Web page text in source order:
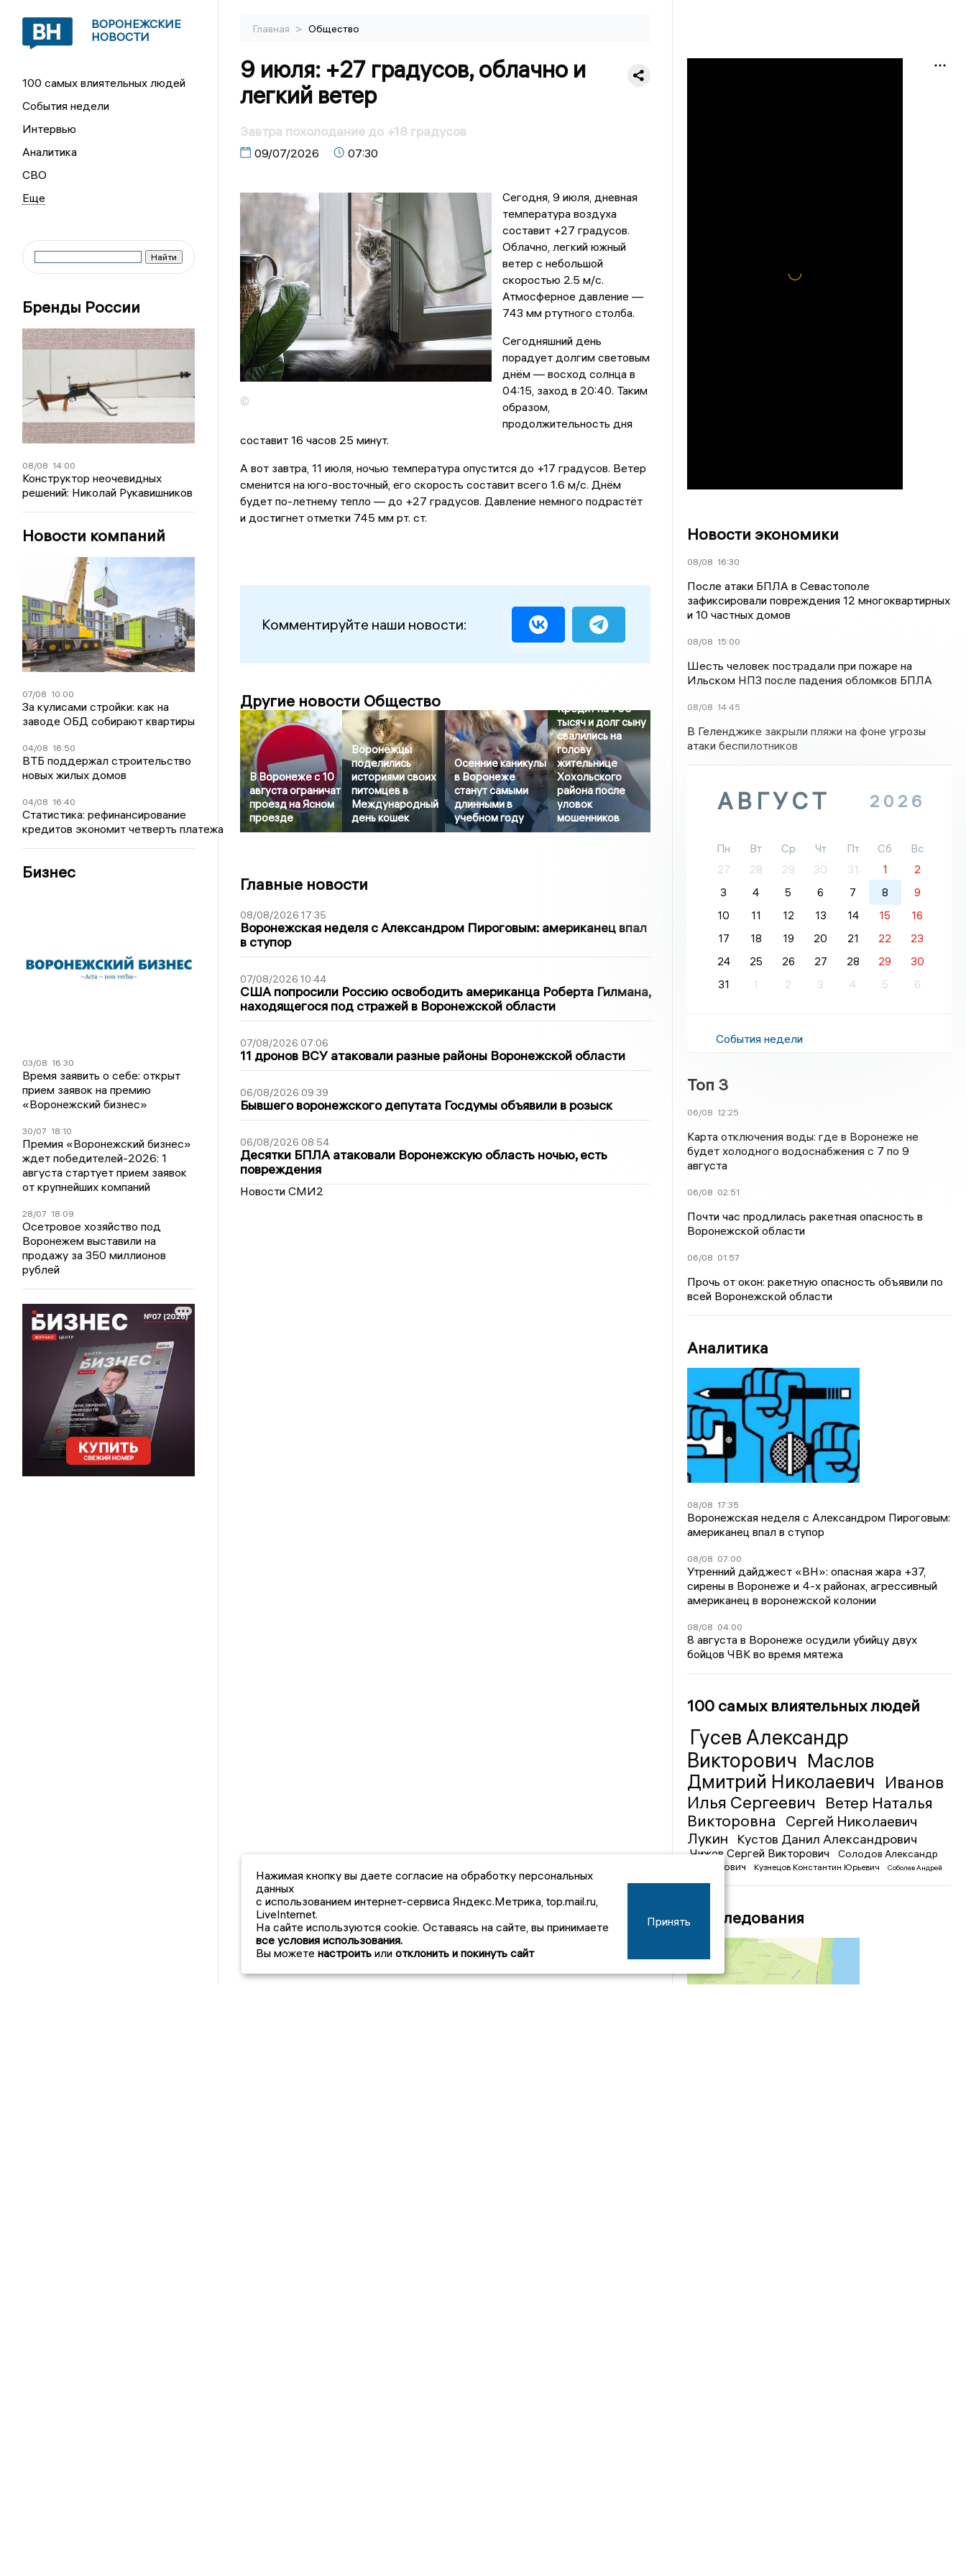
ВОРОНЕЖСКИЕ
НОВОСТИ
100 самых влиятельных людей
События недели
Интервью
Аналитика
СВО
Бренды России
08/08 14:00
Конструктор неочевидных
решений: Николай Рукавишников
Новости компаний
07/08 10:00
За кулисами стройки: как на
заводе ОБД собирают квартиры
04/08 16:50
ВТБ поддержал строительство
новых жилых домов
04/08 16:40
Статистика: рефинансирование
кредитов экономит четверть платежа
Бизнес
03/08 16:30
Время заявить о себе: открыт
прием заявок на премию
«Воронежский бизнес»
30/07 18:10
Премия «Воронежский бизнес»
ждет победителей-2026: 1
августа стартует прием заявок
от крупнейших компаний
28/07 18:09
Осетровое хозяйство под
Воронежем выставили на
продажу за 350 миллионов
рублей
Главная > Общество
9 июля: +27 градусов, облачно и
легкий ветер
Завтра похолодание до +18 градусов
09/07/2026 07:30
©
Сегодня, 9 июля, дневная
температура воздуха
составит +27 градусов.
Облачно, легкий южный
ветер с небольшой
скоростью 2.5 м/с.
Атмосферное давление —
743 мм ртутного столба.
Сегодняшний день
порадует долгим световым
днём — восход солнца в
04:15, заход в 20:40. Таким
образом,
продолжительность дня
составит 16 часов 25 минут.
А вот завтра, 11 июля, ночью температура опустится до +17 градусов. Ветер
сменится на юго-восточный, его скорость составит всего 1.6 м/с. Днём
будет по-летнему тепло — до +27 градусов. Давление немного подрастёт
и достигнет отметки 745 мм рт. ст.
Комментируйте наши новости:
Другие новости Общество
В Воронеже с 10
августа ограничат
проезд на Ясном
проезде
Воронежцы
поделились
историями своих
питомцев в
Международный
день кошек
Осенние каникулы
в Воронеже
станут самыми
длинными в
учебном году
Кредит на 700
тысяч и долг сыну
свалились на
голову
жительнице
Хохольского
района после
уловок
мошенников
Главные новости
08/08/2026 17:35
Воронежская неделя с Александром Пироговым: американец впал
в ступор
07/08/2026 10:44
США попросили Россию освободить американца Роберта Гилмана,
находящегося под стражей в Воронежской области
07/08/2026 07:06
11 дронов ВСУ атаковали разные районы Воронежской области
06/08/2026 09:39
Бывшего воронежского депутата Госдумы объявили в розыск
06/08/2026 08:54
Десятки БПЛА атаковали Воронежскую область ночью, есть
повреждения
Новости СМИ2
Новости экономики
08/08 16:30
После атаки БПЛА в Севастополе
зафиксировали повреждения 12 многоквартирных
и 10 частных домов
08/08 15:00
Шесть человек пострадали при пожаре на
Ильском НПЗ после падения обломков БПЛА
08/08 14:45
В Геленджике закрыли пляжи на фоне угрозы
атаки беспилотников
АВГУСТ 2026
Пн Вт Ср Чт Пт Сб
Вс
27
28 29 30 31 1
2
3
4 5 6 7 8
9
10
11 12 13 14 15
16
17
18 19 20 21 22
23
24
25 26 27 28 29
30
31
1 2 3 4 5 6
События недели
Топ 3
06/08 12:25
Карта отключения воды: где в Воронеже не
будет холодного водоснабжения с 7 по 9
августа
06/08 02:51
Почти час продлилась ракетная опасность в
Воронежской области
06/08 01:57
Прочь от окон: ракетную опасность объявили по
всей Воронежской области
Аналитика
08/08 17:35
Воронежская неделя с Александром Пироговым:
американец впал в ступор
08/08 07:00
Утренний дайджест «ВН»: опасная жара +37,
сирены в Воронеже и 4-х районах, агрессивный
американец в воронежской колонии
08/08 04:00
8 августа в Воронеже осудили убийцу двух
бойцов ЧВК во время мятежа
100 самых влиятельных людей
Гусев Александр
Викторович Маслов
Дмитрий Николаевич Иванов
Илья Сергеевич
Ветер Наталья
Викторовна
Сергей Николаевич
Лукин
Кустов Данил Александрович
Чижов Сергей Викторович
Солодов Александр
Михайлович
Кузнецов Константин Юрьевич
Соболев Андрей
Расследования
Нажимая кнопку вы даете согласие на обработку персональных
данных
с использованием интернет-сервиса Яндекс.Метрика, top.mail.ru,
LiveInternet.
На сайте используются cookie. Оставаясь на сайте, вы принимаете
все условия использования.
Вы можете настроить или отклонить и покинуть сайт
Принять